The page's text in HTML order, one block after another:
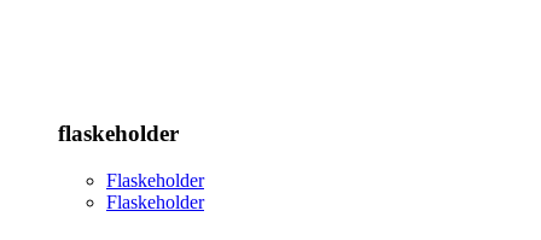
flaskeholder
Flaskeholder
Flaskeholder